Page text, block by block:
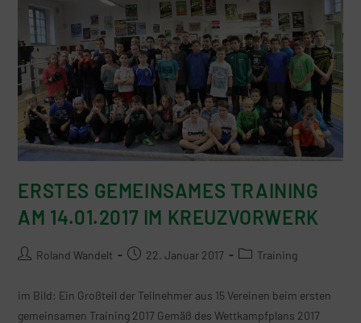
ERSTES GEMEINSAMES TRAINING
AM 14.01.2017 IM KREUZVORWERK
Roland Wandelt 22. Januar 2017 Training
im Bild: Ein Großteil der Teilnehmer aus 15 Vereinen beim ersten
gemeinsamen Training 2017 Gemäß des Wettkampfplans 2017